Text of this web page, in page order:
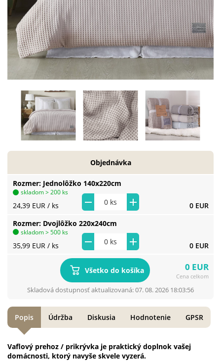
Rozmer Jednolôžko 140x220cm
24,39 EUR / ks 0 EUR
skladom > 200 ks
Rozmer Dvojlôžko 220x240cm
35,99 EUR / ks 0 EUR
skladom > 500 ks
Objednávka
Všetko do košíka 0 EUR
Cena celkom
Skladová dostupnosť aktualizovaná: 07. 08. 2026 18:03:56
Vaflový prehoz / prikrývka je praktický doplnok vašej
domácnosti, ktorý navyše skvele vyzerá.
Popis Údržba Diskusia Hodnotenie GPSR